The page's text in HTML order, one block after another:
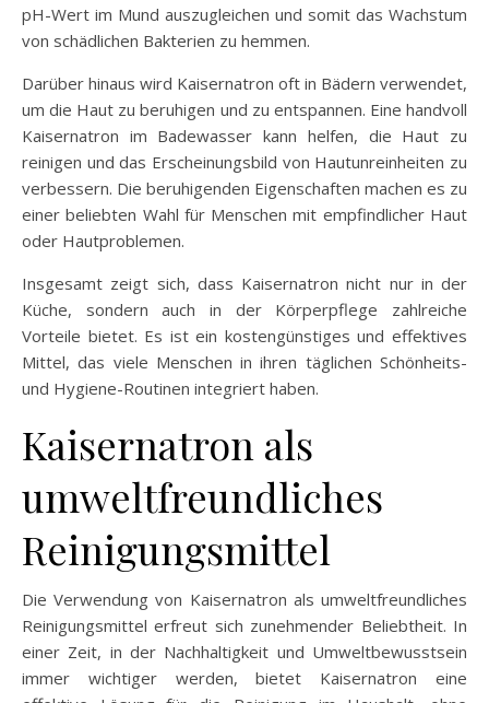
pH-Wert im Mund auszugleichen und somit das Wachstum
von schädlichen Bakterien zu hemmen.
Darüber hinaus wird Kaisernatron oft in Bädern verwendet,
um die Haut zu beruhigen und zu entspannen. Eine handvoll
Kaisernatron im Badewasser kann helfen, die Haut zu
reinigen und das Erscheinungsbild von Hautunreinheiten zu
verbessern. Die beruhigenden Eigenschaften machen es zu
einer beliebten Wahl für Menschen mit empfindlicher Haut
oder Hautproblemen.
Insgesamt zeigt sich, dass Kaisernatron nicht nur in der
Küche, sondern auch in der Körperpflege zahlreiche
Vorteile bietet. Es ist ein kostengünstiges und effektives
Mittel, das viele Menschen in ihren täglichen Schönheits-
und Hygiene-Routinen integriert haben.
Kaisernatron als
umweltfreundliches
Reinigungsmittel
Die Verwendung von Kaisernatron als umweltfreundliches
Reinigungsmittel erfreut sich zunehmender Beliebtheit. In
einer Zeit, in der Nachhaltigkeit und Umweltbewusstsein
immer wichtiger werden, bietet Kaisernatron eine